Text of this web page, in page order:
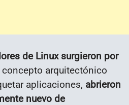
de Linux surgieron por
arquitectónico
aplicaciones, abrieron
nuevo de